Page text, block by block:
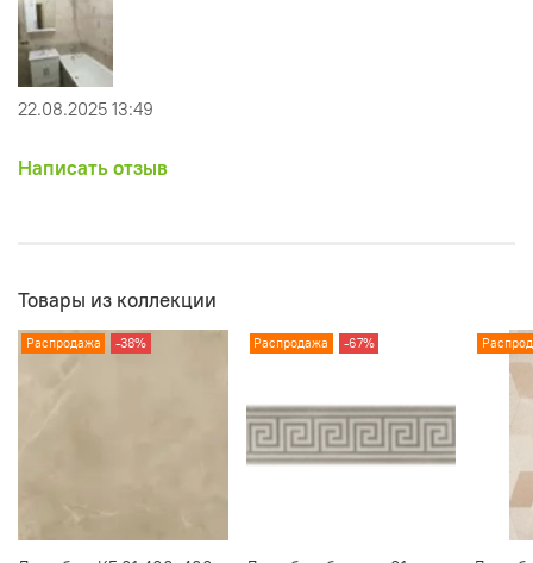
22.08.2025 13:49
Написать отзыв
Товары из коллекции
Распродажа -38% Распродажа -67%